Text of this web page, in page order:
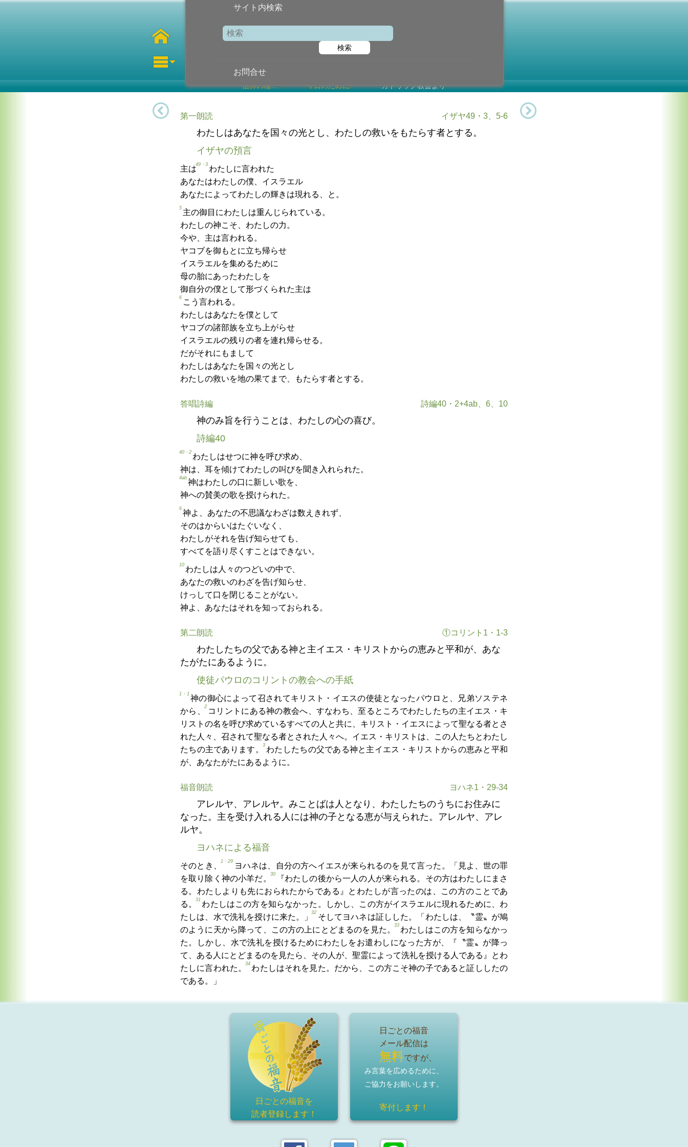
サイト内検索
検索
お問合せ
信仰の糧... 今日のために! カトリック教会より
第一朗読 イザヤ49・3、5-6
わたしはあなたを国々の光とし、わたしの救いをもたらす者とする。
イザヤの預言
主は
49・3
わたしに言われた
あなたはわたしの僕、イスラエル
あなたによってわたしの輝きは現れる、と。
5
主の御目にわたしは重んじられている。
わたしの神こそ、わたしの力。
今や、主は言われる。
ヤコブを御もとに立ち帰らせ
イスラエルを集めるために
母の胎にあったわたしを
御自分の僕として形づくられた主は
6
こう言われる。
わたしはあなたを僕として
ヤコブの諸部族を立ち上がらせ
イスラエルの残りの者を連れ帰らせる。
だがそれにもまして
わたしはあなたを国々の光とし
わたしの救いを地の果てまで、もたらす者とする。
答唱詩編 詩編40・2+4ab、6、10
神のみ旨を行うことは、わたしの心の喜び。
詩編40
40・2
わたしはせつに神を呼び求め、
神は、耳を傾けてわたしの叫びを聞き入れられた。
4ab
神はわたしの口に新しい歌を、
神への賛美の歌を授けられた。
6
神よ、あなたの不思議なわざは数えきれず、
そのはからいはたぐいなく、
わたしがそれを告げ知らせても、
すべてを語り尽くすことはできない。
10
わたしは人々のつどいの中で、
あなたの救いのわざを告げ知らせ、
けっして口を閉じることがない。
神よ、あなたはそれを知っておられる。
第二朗読 ①コリント1・1-3
わたしたちの父である神と主イエス・キリストからの恵みと平和が、あな
たがたにあるように。
使徒パウロのコリントの教会への手紙
1・1
神の御心によって召されてキリスト・イエスの使徒となったパウロと、兄弟ソステネ
から、
2
コリントにある神の教会へ、すなわち、至るところでわたしたちの主イエス・キ
リストの名を呼び求めているすべての人と共に、キリスト・イエスによって聖なる者とさ
れた人々、召されて聖なる者とされた人々へ。イエス・キリストは、この人たちとわたし
たちの主であります。
3
わたしたちの父である神と主イエス・キリストからの恵みと平和
が、あなたがたにあるように。
福音朗読 ヨハネ1・29-34
アレルヤ、アレルヤ。みことばは人となり、わたしたちのうちにお住みに
なった。主を受け入れる人には神の子となる恵が与えられた。アレルヤ、アレ
ルヤ。
ヨハネによる福音
そのとき、
1・29
ヨハネは、自分の方へイエスが来られるのを見て言った。「見よ、世の罪
を取り除く神の小羊だ。
30
『わたしの後から一人の人が来られる。その方はわたしにまさ
る。わたしよりも先におられたからである』とわたしが言ったのは、この方のことであ
る。
31
わたしはこの方を知らなかった。しかし、この方がイスラエルに現れるために、わ
たしは、水で洗礼を授けに来た。」
32
そしてヨハネは証しした。「わたしは、〝霊〟が鳩
のように天から降って、この方の上にとどまるのを見た。
33
わたしはこの方を知らなかっ
た。しかし、水で洗礼を授けるためにわたしをお遣わしになった方が、『〝霊〟が降っ
て、ある人にとどまるのを見たら、その人が、聖霊によって洗礼を授ける人である』とわ
たしに言われた。
34
わたしはそれを見た。だから、この方こそ神の子であると証ししたの
である。」
日ごとの福音を
読者登録します！
日ごとの福音
メール配信は
無料ですが、
み言葉を広めるために、
ご協力をお願いします。
寄付します！